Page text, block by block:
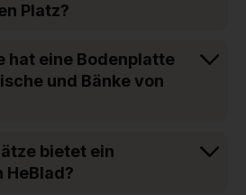
Platz?
hat eine Bodenplatte
und Bänke von
bietet ein
HeBlad?